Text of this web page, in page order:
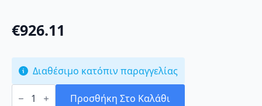
€926.11
Διαθέσιμο κατόπιν παραγγελίας
Hisense
Hi Προσθήκη Στο Καλάθι